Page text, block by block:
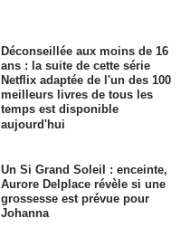
Déconseillée aux moins de 16
ans : la suite de cette série
Netflix adaptée de l'un des 100
meilleurs livres de tous les
temps est disponible
aujourd'hui
Un Si Grand Soleil : enceinte,
Aurore Delplace révèle si une
grossesse est prévue pour
Johanna